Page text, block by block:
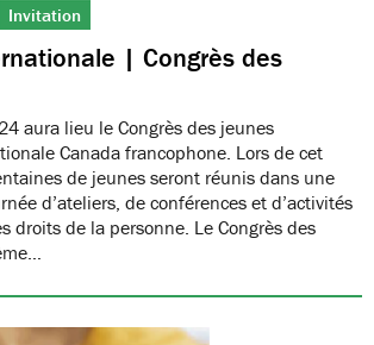
Invitation
| Congrès des
aura lieu le Congrès des jeunes
Canada francophone. Lors de cet
de jeunes seront réunis dans une
d’ateliers, de conférences et d’activités
droits de la personne. Le Congrès des